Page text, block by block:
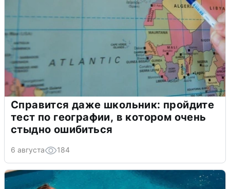
Справится даже школьник: пройдите
тест по географии, в котором очень
стыдно ошибиться
6 августа 184